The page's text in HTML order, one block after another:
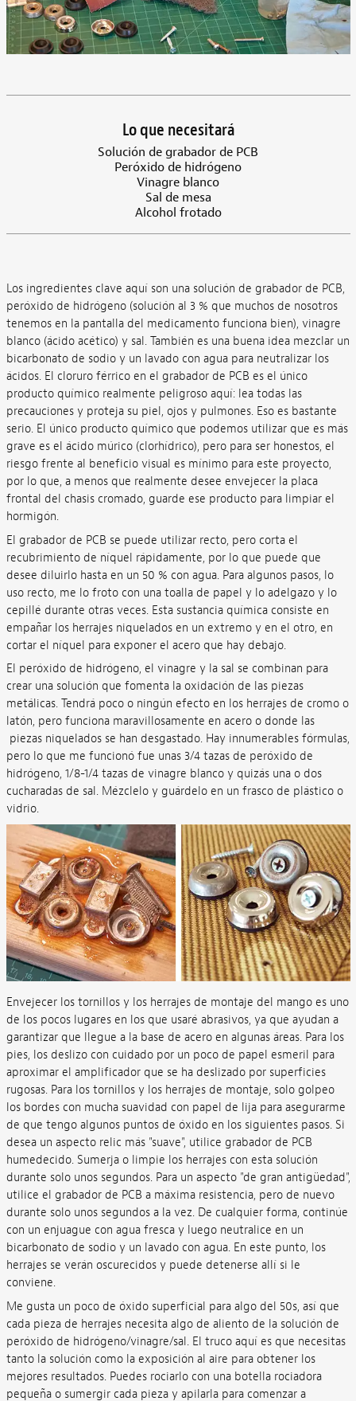
Lo que necesitará
Solución de grabador de PCB
Peróxido de hidrógeno
Vinagre blanco
Sal de mesa
Alcohol frotado
Los ingredientes clave aquí son una solución de grabador de PCB,
peróxido de hidrógeno (solución al 3 % que muchos de nosotros
tenemos en la pantalla del medicamento funciona bien), vinagre
blanco (ácido acético) y sal. También es una buena idea mezclar un
bicarbonato de sodio y un lavado con agua para neutralizar los
ácidos. El cloruro férrico en el grabador de PCB es el único
producto químico realmente peligroso aquí: lea todas las
precauciones y proteja su piel, ojos y pulmones. Eso es bastante
serio. El único producto químico que podemos utilizar que es más
grave es el ácido múrico (clorhídrico), pero para ser honestos, el
riesgo frente al beneficio visual es mínimo para este proyecto,
por lo que, a menos que realmente desee envejecer la placa
frontal del chasis cromado, guarde ese producto para limpiar el
hormigón.
El grabador de PCB se puede utilizar recto, pero corta el
recubrimiento de níquel rápidamente, por lo que puede que
desee diluirlo hasta en un 50 % con agua. Para algunos pasos, lo
uso recto, me lo froto con una toalla de papel y lo adelgazo y lo
cepillé durante otras veces. Esta sustancia química consiste en
empañar los herrajes niquelados en un extremo y en el otro, en
cortar el níquel para exponer el acero que hay debajo.
El peróxido de hidrógeno, el vinagre y la sal se combinan para
crear una solución que fomenta la oxidación de las piezas
metálicas. Tendrá poco o ningún efecto en los herrajes de cromo o
latón, pero funciona maravillosamente en acero o donde las
piezas niquelados se han desgastado. Hay innumerables fórmulas,
pero lo que me funcionó fue unas 3/4 tazas de peróxido de
hidrógeno, 1/8-1/4 tazas de vinagre blanco y quizás una o dos
cucharadas de sal. Mézclelo y guárdelo en un frasco de plástico o
vidrio.
Envejecer los tornillos y los herrajes de montaje del mango es uno
de los pocos lugares en los que usaré abrasivos, ya que ayudan a
garantizar que llegue a la base de acero en algunas áreas. Para los
pies, los deslizo con cuidado por un poco de papel esmeril para
aproximar el amplificador que se ha deslizado por superficies
rugosas. Para los tornillos y los herrajes de montaje, solo golpeo
los bordes con mucha suavidad con papel de lija para asegurarme
de que tengo algunos puntos de óxido en los siguientes pasos. Si
desea un aspecto relic más "suave", utilice grabador de PCB
humedecido. Sumerja o limpie los herrajes con esta solución
durante solo unos segundos. Para un aspecto "de gran antigüedad",
utilice el grabador de PCB a máxima resistencia, pero de nuevo
durante solo unos segundos a la vez. De cualquier forma, continúe
con un enjuague con agua fresca y luego neutralice en un
bicarbonato de sodio y un lavado con agua. En este punto, los
herrajes se verán oscurecidos y puede detenerse allí si le
conviene.
Me gusta un poco de óxido superficial para algo del 50s, así que
cada pieza de herrajes necesita algo de aliento de la solución de
peróxido de hidrógeno/vinagre/sal. El truco aquí es que necesitas
tanto la solución como la exposición al aire para obtener los
mejores resultados. Puedes rociarlo con una botella rociadora
pequeña o sumergir cada pieza y apilarla para comenzar a